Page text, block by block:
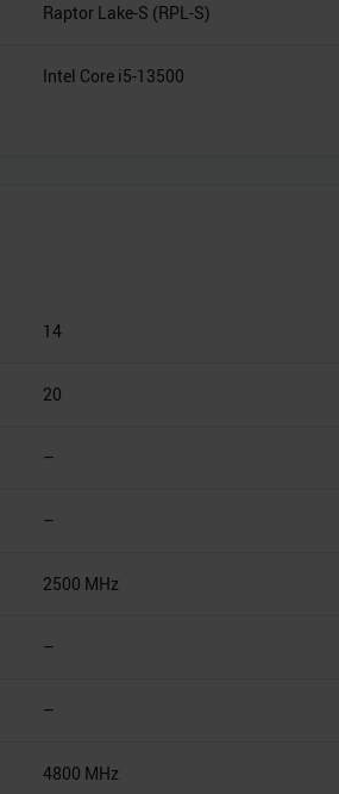
Raptor Lake-S (RPL-S)
Intel Core i5-13500
14
20
–
–
2500 MHz
–
–
4800 MHz